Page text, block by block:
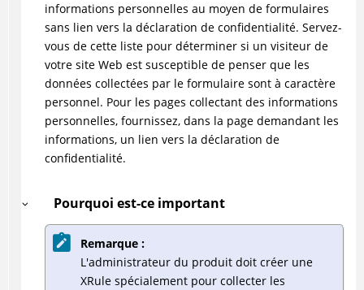
informations personnelles au moyen de formulaires
sans lien vers la déclaration de confidentialité. Servez-
vous de cette liste pour déterminer si un visiteur de
votre site Web est susceptible de penser que les
données collectées par le formulaire sont à caractère
personnel. Pour les pages collectant des informations
personnelles, fournissez, dans la page demandant les
informations, un lien vers la déclaration de
confidentialité.
Pourquoi est-ce important
Remarque :
L'administrateur du produit doit créer une
XRule spécialement pour collecter les